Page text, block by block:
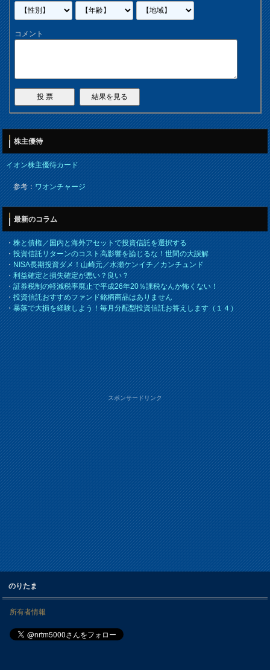
コメント
株主優待
イオン株主優待カード
参考：ワオンチャージ
最新のコラム
・株と債権／国内と海外アセットで投資信託を選択する
・投資信託リターンのコスト高影響を論じるな！世間の大誤解
・NISA長期投資ダメ！山崎元／水瀬ケンイチ／カンチュンド
・利益確定と損失確定が悪い？良い？
・証券税制の軽減税率廃止で平成26年20％課税なんか怖くない！
・投資信託おすすめファンド銘柄商品はありません
・暴落で大損を経験しよう！毎月分配型投資信託お答えします（１４）
スポンサードリンク
のりたま
所有者情報